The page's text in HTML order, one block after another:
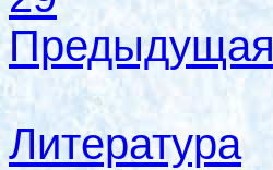
Предыдущая
Литература